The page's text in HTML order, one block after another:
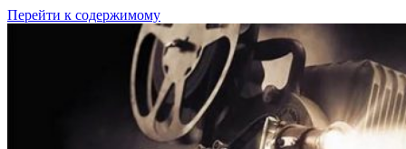
Перейти к содержимому